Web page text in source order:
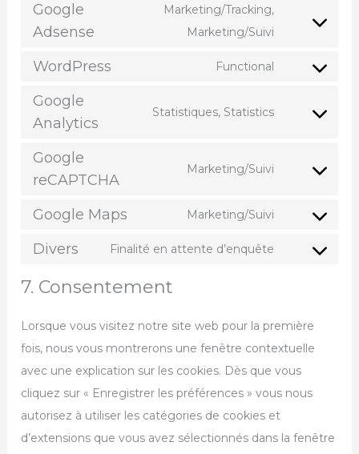
Google
Adsense
Marketing/Tracking,
Marketing/Suivi
WordPress Functional
Google
Analytics
Statistiques, Statistics
Google
reCAPTCHA
Marketing/Suivi
Google Maps Marketing/Suivi
Divers Finalité en attente d’enquête
7. Consentement
Lorsque vous visitez notre site web pour la première
fois, nous vous montrerons une fenêtre contextuelle
avec une explication sur les cookies. Dès que vous
cliquez sur « Enregistrer les préférences » vous nous
autorisez à utiliser les catégories de cookies et
d’extensions que vous avez sélectionnés dans la fenêtre